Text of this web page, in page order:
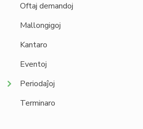
Oftaj demandoj
Mallongigoj
Kantaro
Eventoj
Periodaĵoj
Terminaro